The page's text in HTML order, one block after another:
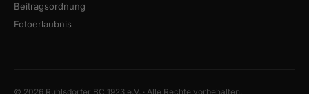
Beitragsordnung
Fotoerlaubnis
© 2026 Ruhlsdorfer BC 1923 e.V. · Alle Rechte vorbehalten.